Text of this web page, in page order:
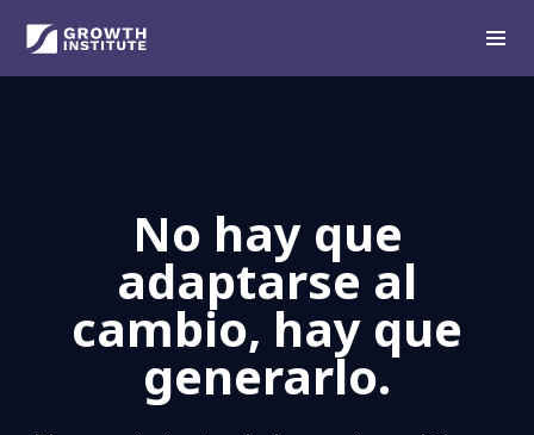
No hay que
adaptarse al
cambio, hay que
generarlo.